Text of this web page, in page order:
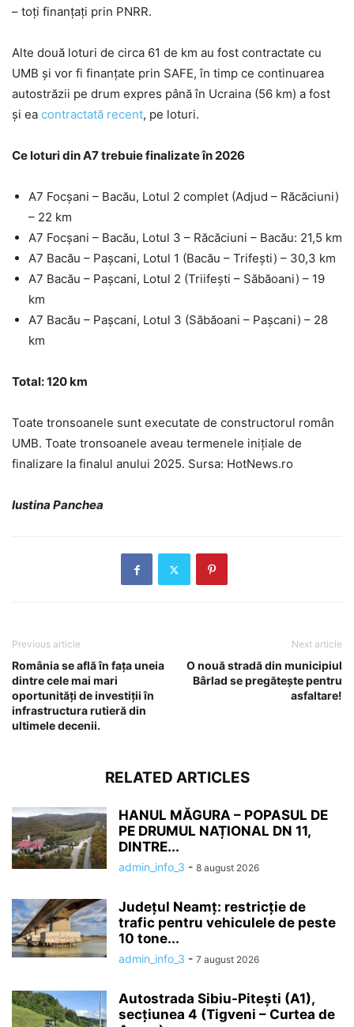
– toți finanțați prin PNRR.
Alte două loturi de circa 61 de km au fost contractate cu
UMB și vor fi finanțate prin SAFE, în timp ce continuarea
autostrăzii pe drum expres până în Ucraina (56 km) a fost
și ea contractată recent, pe loturi.
Ce loturi din A7 trebuie finalizate în 2026
A7 Focșani – Bacău, Lotul 2 complet (Adjud – Răcăciuni)
– 22 km
A7 Focșani – Bacău, Lotul 3 – Răcăciuni – Bacău: 21,5 km
A7 Bacău – Pașcani, Lotul 1 (Bacău – Trifești) – 30,3 km
A7 Bacău – Pașcani, Lotul 2 (Triifești – Săbăoani) – 19
km
A7 Bacău – Pașcani, Lotul 3 (Săbăoani – Pașcani) – 28
km
Total: 120 km
Toate tronsoanele sunt executate de constructorul român
UMB. Toate tronsoanele aveau termenele inițiale de
finalizare la finalul anului 2025. Sursa: HotNews.ro
Iustina Panchea
Previous article
România se află în fața uneia
dintre cele mai mari
oportunități de investiții în
infrastructura rutieră din
ultimele decenii.
Next article
O nouă stradă din municipiul
Bârlad se pregătește pentru
asfaltare!
RELATED ARTICLES
HANUL MĂGURA – POPASUL DE
PE DRUMUL NAȚIONAL DN 11,
DINTRE...
admin_info_3 - 8 august 2026
Județul Neamț: restricție de
trafic pentru vehiculele de peste
10 tone...
admin_info_3 - 7 august 2026
Autostrada Sibiu-Pitești (A1),
secțiunea 4 (Tigveni – Curtea de